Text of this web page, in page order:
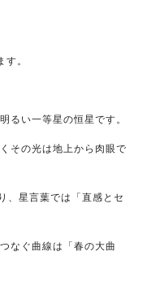
。
るい一等星の恒星です。
その光は地上から肉眼で
、星言葉では「直感とセ
なぐ曲線は「春の大曲